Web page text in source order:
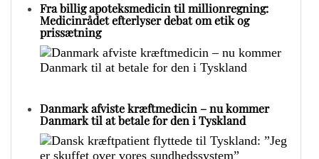
Fra billig apoteksmedicin til millionregning:
Medicinrådet efterlyser debat om etik og
prissætning
Danmark afviste kræftmedicin – nu kommer
Danmark til at betale for den i Tyskland